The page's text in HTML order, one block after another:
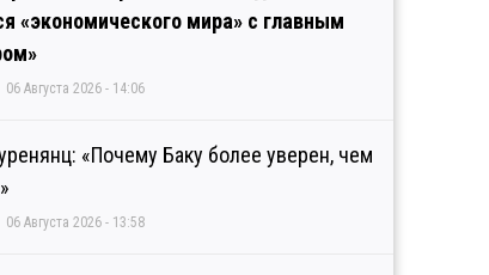
«экономического мира» с главным
06 Августа 2026 - 14:06
«Почему Баку более уверен, чем
06 Августа 2026 - 13:58